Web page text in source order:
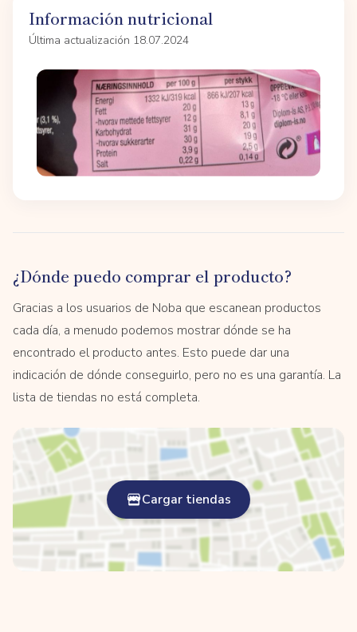
Información nutricional
Última actualización 18.07.2024
¿Dónde puedo comprar el producto?
Gracias a los usuarios de Noba que escanean productos
cada día, a menudo podemos mostrar dónde se ha
encontrado el producto antes. Esto puede dar una
indicación de dónde conseguirlo, pero no es una garantía. La
lista de tiendas no está completa.
Cargar tiendas